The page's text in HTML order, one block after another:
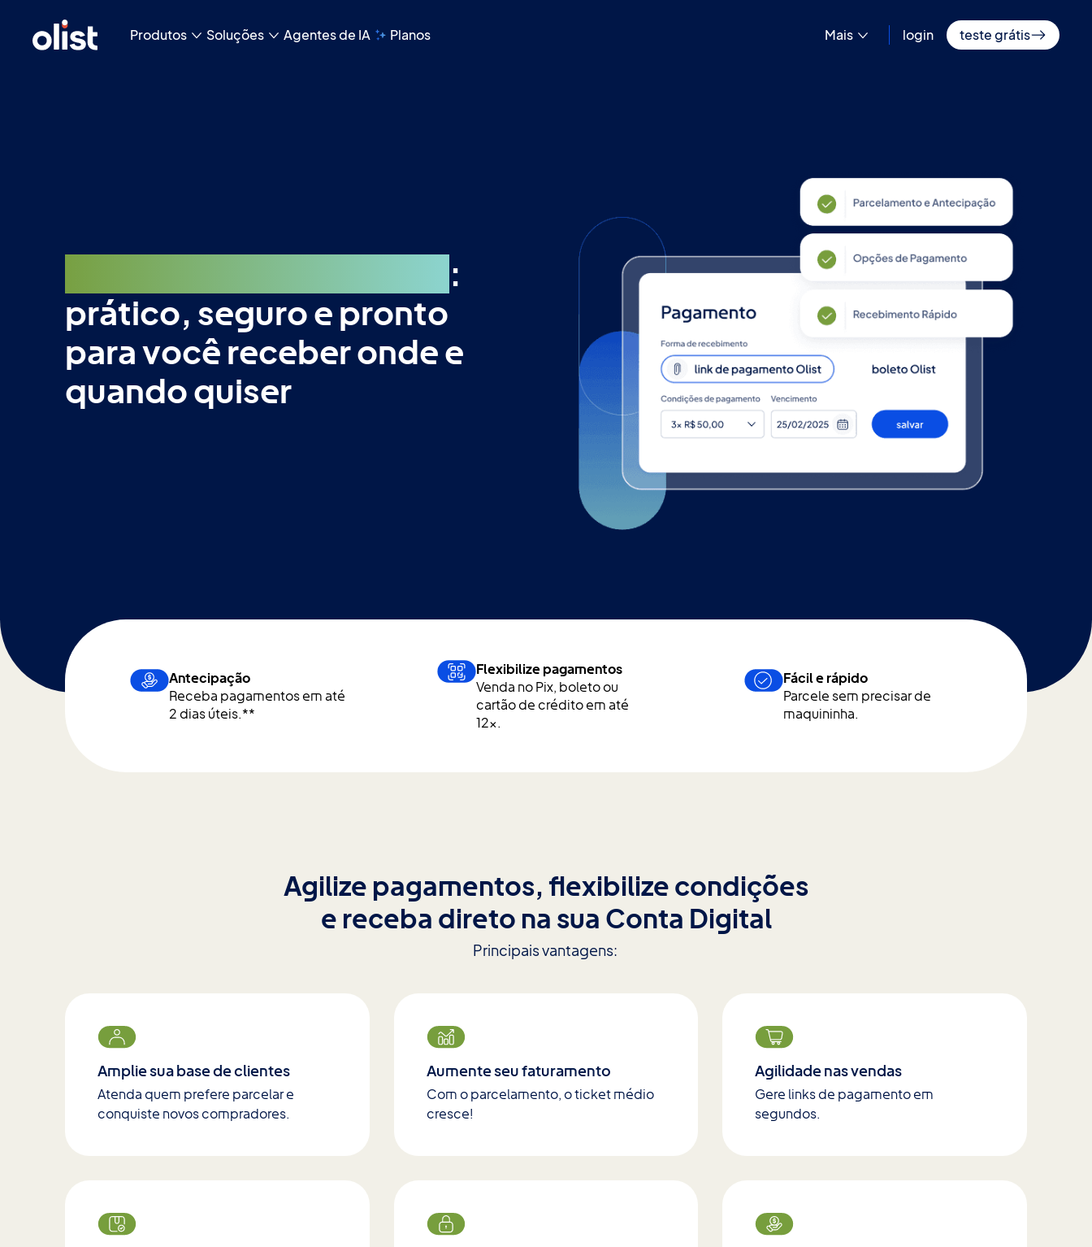
Produtos Soluções Agentes de IA Planos Mais login teste grátis
:
prático, seguro e pronto
para você receber onde e
quando quiser
Antecipação
Receba pagamentos em até
2 dias úteis.**
Flexibilize pagamentos
Venda no Pix, boleto ou
cartão de crédito em até
12x.
Fácil e rápido
Parcele sem precisar de
maquininha.
Agilize pagamentos, flexibilize condições
e receba direto na sua Conta Digital
Principais vantagens:
Amplie sua base de clientes
Atenda quem prefere parcelar e
conquiste novos compradores.
Aumente seu faturamento
Com o parcelamento, o ticket médio
cresce!
Agilidade nas vendas
Gere links de pagamento em
segundos.